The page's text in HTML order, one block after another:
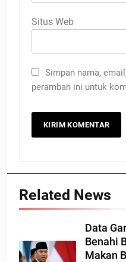
Situs Web
Simpan nama,
peramban ini untuk
Related News
Data
Benahi
Makan